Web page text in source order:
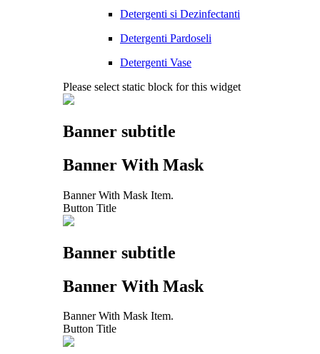
Detergenti si Dezinfectanti
Detergenti Pardoseli
Detergenti Vase
Please select static block for this widget
Banner subtitle
Banner With Mask
Banner With Mask Item.
Button Title
Banner subtitle
Banner With Mask
Banner With Mask Item.
Button Title